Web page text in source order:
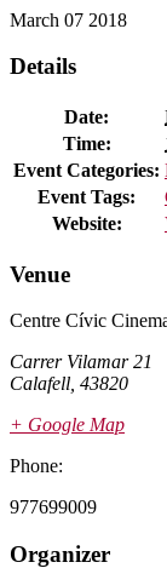
March 07 2018
Details
Date:
Time:
Event Categories:
Event Tags:
Website:
Venue
Centre Cívic
Carrer Vilamar 21
Calafell 43820
+ Google Map
Phone:
977699009
Organizer